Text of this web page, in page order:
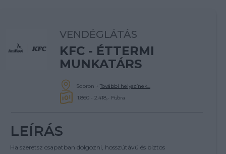
VENDÉGLÁTÁS
KFC - ÉTTERMI
MUNKATÁRS
Sopron + További helyszínek...
1.860 - 2.418,- Ft/óra
LEÍRÁS
Ha szeretsz csapatban dolgozni, hosszútávú és biztos